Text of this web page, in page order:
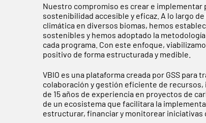
Nuestro compromiso es crear e
sostenibilidad accesible y eficaz. A lo largo
climática en diversos biomas, hemos
sostenibles y hemos adoptado la
cada programa. Con este enfoque,
positivo de forma estructurada y medible.
VBIO es una plataforma creada por GSS
colaboración y gestión eficiente de recursos,
de 15 años de experiencia en proyectos de
de un ecosistema que facilitara la
estructurar, financiar y monitorear iniciativas